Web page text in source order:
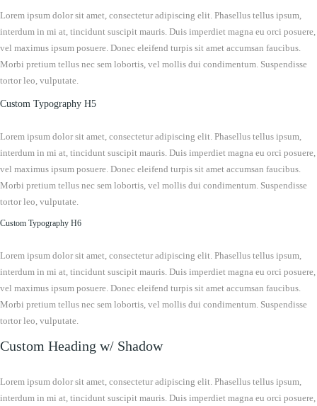
Lorem ipsum dolor sit amet, consectetur adipiscing elit. Phasellus tellus ipsum,
interdum in mi at, tincidunt suscipit mauris. Duis imperdiet magna eu orci posuere,
vel maximus ipsum posuere. Donec eleifend turpis sit amet accumsan faucibus.
Morbi pretium tellus nec sem lobortis, vel mollis dui condimentum. Suspendisse
tortor leo, vulputate.
Custom Typography H5
Lorem ipsum dolor sit amet, consectetur adipiscing elit. Phasellus tellus ipsum,
interdum in mi at, tincidunt suscipit mauris. Duis imperdiet magna eu orci posuere,
vel maximus ipsum posuere. Donec eleifend turpis sit amet accumsan faucibus.
Morbi pretium tellus nec sem lobortis, vel mollis dui condimentum. Suspendisse
tortor leo, vulputate.
Custom Typography H6
Lorem ipsum dolor sit amet, consectetur adipiscing elit. Phasellus tellus ipsum,
interdum in mi at, tincidunt suscipit mauris. Duis imperdiet magna eu orci posuere,
vel maximus ipsum posuere. Donec eleifend turpis sit amet accumsan faucibus.
Morbi pretium tellus nec sem lobortis, vel mollis dui condimentum. Suspendisse
tortor leo, vulputate.
Custom Heading w/ Shadow
Lorem ipsum dolor sit amet, consectetur adipiscing elit. Phasellus tellus ipsum,
interdum in mi at, tincidunt suscipit mauris. Duis imperdiet magna eu orci posuere,